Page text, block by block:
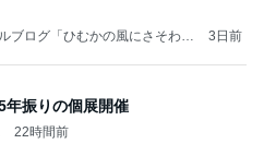
ブログ「ひむかの風にさそわれ
3日前
年振りの個展開催
22時間前